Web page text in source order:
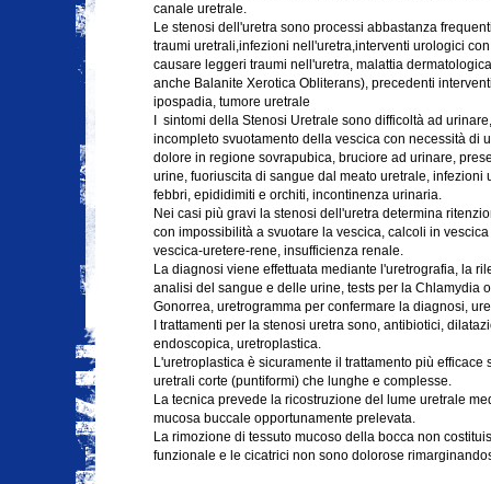
canale uretrale.
Le stenosi dell'uretra sono processi abbastanza
traumi uretrali,infezioni nell'uretra,interventi urologici
causare leggeri traumi nell'uretra, malattia
anche Balanite Xerotica Obliterans), precedenti
ipospadia, tumore uretrale
I sintomi della Stenosi Uretrale sono difficoltà ad
incompleto svuotamento della vescica con necessità di
dolore in regione sovrapubica, bruciore ad urinare,
urine, fuoriuscita di sangue dal meato uretrale, infezioni
febbri, epididimiti e orchiti, incontinenza urinaria.
Nei casi più gravi la stenosi dell'uretra determina
con impossibilità a svuotare la vescica, calcoli in vescica
vescica-uretere-rene, insufficienza renale.
La diagnosi viene effettuata mediante l'uretrografia, la
analisi del sangue e delle urine, tests per la Chlamydia
Gonorrea, uretrogramma per confermare la diagnosi,
I trattamenti per la stenosi uretra sono, antibiotici,
endoscopica, uretroplastica.
L'uretroplastica è sicuramente il trattamento più efficace
uretrali corte (puntiformi) che lunghe e complesse.
La tecnica prevede la ricostruzione del lume uretrale
mucosa buccale opportunamente prelevata.
La rimozione di tessuto mucoso della bocca non
funzionale e le cicatrici non sono dolorose